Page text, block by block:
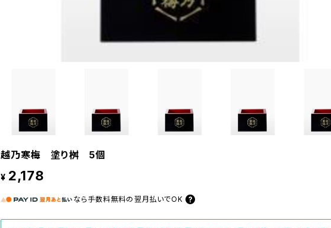
越乃寒梅 塗り桝 5個
¥ 2,178
なら 手数料無料の 翌月払いでOK